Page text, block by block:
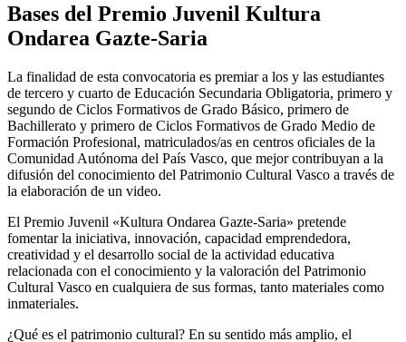
Bases del Premio Juvenil Kultura
Ondarea Gazte-Saria
La finalidad de esta convocatoria es premiar a los y las estudiantes
de tercero y cuarto de Educación Secundaria Obligatoria, primero y
segundo de Ciclos Formativos de Grado Básico, primero de
Bachillerato y primero de Ciclos Formativos de Grado Medio de
Formación Profesional, matriculados/as en centros oficiales de la
Comunidad Autónoma del País Vasco, que mejor contribuyan a la
difusión del conocimiento del Patrimonio Cultural Vasco a través de
la elaboración de un video.
El Premio Juvenil «Kultura Ondarea Gazte-Saria» pretende
fomentar la iniciativa, innovación, capacidad emprendedora,
creatividad y el desarrollo social de la actividad educativa
relacionada con el conocimiento y la valoración del Patrimonio
Cultural Vasco en cualquiera de sus formas, tanto materiales como
inmateriales.
¿Qué es el patrimonio cultural? En su sentido más amplio, el